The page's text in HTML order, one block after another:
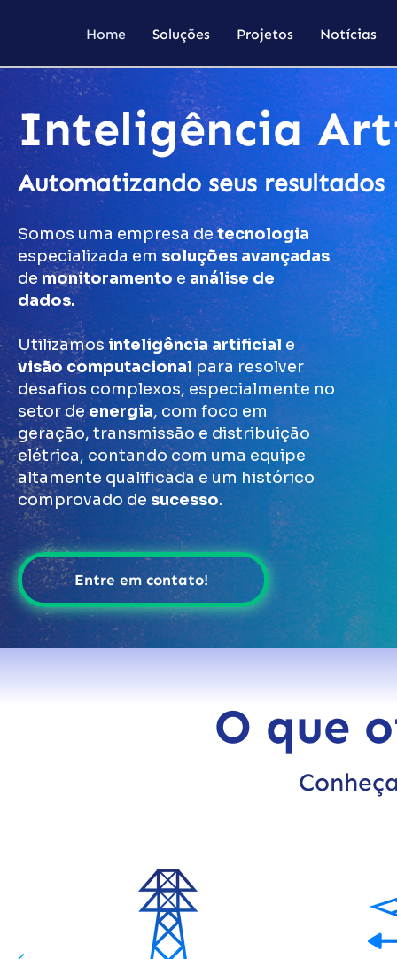
Home Soluções Projetos Notícias
Inteligência
Automatizando seus resultados
Somos uma empresa detecnologia
especializada emsoluções avançadas
demonitoramento eanálise de
dados.
Utilizamosinteligência artificiale
visão computacionalpara resolver
desafios complexos, especialmente no
setor deenergia, com foco em
geração, transmissão e distribuição
elétrica, contando com uma equipe
altamente qualificada e um histórico
comprovado desucesso.
Entre em contato!
O que